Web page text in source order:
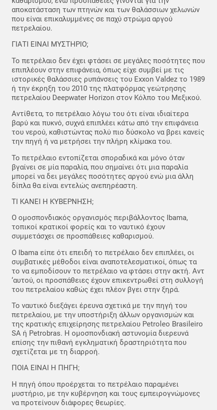
αποκατάσταση των πτηνών και των θαλάσσιων χελωνών
που είναι επικαλυμμένες σε παχύ στρώμα αργού
πετρελαίου.
ΓΙΑΤΙ ΕΙΝΑΙ ΜΥΣΤΗΡΙΟ;
Το πετρέλαιο δεν έχει φτάσει σε μεγάλες ποσότητες που
επιπλέουν στην επιφάνεια, όπως είχε συμβεί με τις
ιστορικές θαλάσσιες ρυπάνσεις του Exxon Valdez το 1989
ή την έκρηξη του 2010 της πλατφόρμας γεώτρησης
πετρελαίου Deepwater Horizon στον Κόλπο του Μεξικού.
Αντίθετα, το πετρέλαιο λόγω του ότι είναι ιδιαίτερα
βαρύ και πυκνό, συχνά επιπλέει κάτω από την επιφάνεια
του νερού, καθιστώντας πολύ πιο δύσκολο να βρει κανείς
την πηγή ή να μετρήσει την πλήρη κλίμακα του.
Το πετρέλαιο εντοπίζεται σποραδικά και μόνο όταν
βγαίνει σε μία παραλία, που σημαίνει ότι μια παραλία
μπορεί να δει μεγάλες ποσότητες αργού ενώ μια άλλη
δίπλα θα είναι εντελώς ανεπηρέαστη.
ΤΙ ΚΑΝΕΙ Η ΚΥΒΕΡΝΗΣΗ;
Ο ομοσπονδιακός οργανισμός περιβάλλοντος Ibama,
τοπικοί κρατικοί φορείς και το ναυτικό έχουν
συμμετάσχει σε προσπάθειες καθαρισμού.
Ο Ibama είπε ότι επειδή το πετρέλαιο δεν επιπλέει, οι
συμβατικές μέθοδοι είναι αναποτελεσματικοί, όπως τα
το να εμποδίσουν το πετρέλαιο να φτάσει στην ακτή. Αντ
‘αυτού, οι προσπάθειες έχουν επικεντρωθεί στη συλλογή
του πετρελαίου καθώς έχει πλέον βγει στην ξηρά.
Το ναυτικό διεξάγει έρευνα σχετικά με την πηγή του
πετρελαίου, με την υποστήριξη άλλων οργανισμών και
της κρατικής επιχείρησης πετρελαίου Petroleo Brasileiro
SA ή Petrobras. Η ομοσπονδιακή αστυνομία διερευνά
επίσης την πιθανή εγκληματική δραστηριότητα που
σχετίζεται με τη διαρροή.
ΠΟΙΑ ΕΙΝΑΙ Η ΠΗΓΗ;
Η πηγή όπου προέρχεται το πετρέλαιο παραμένει
μυστήριο, με την κυβέρνηση και τους εμπειρογνώμονες
να προτείνουν διάφορες θεωρίες.